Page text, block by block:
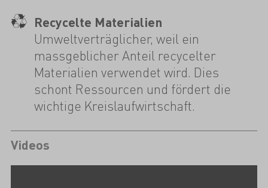
Recycelte Materialien
Umweltverträglicher, weil ein
massgeblicher Anteil recycelter
Materialien verwendet wird. Dies
schont Ressourcen und fördert die
wichtige Kreislaufwirtschaft.
Videos